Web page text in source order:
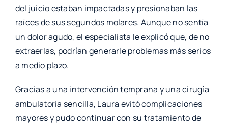
del juicio estaban impactadas y presionaban las
raíces de sus segundos molares. Aunque no sentía
un dolor agudo, el especialista le explicó que, de no
extraerlas, podrían generarle problemas más serios
a medio plazo.
Gracias a una intervención temprana y una cirugía
ambulatoria sencilla, Laura evitó complicaciones
mayores y pudo continuar con su tratamiento de